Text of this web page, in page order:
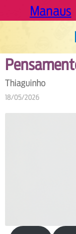
Manaus
Thiaguinho
18/05/2026